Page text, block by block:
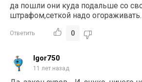
да пошли они куда подальше со
штрафом,сеткой надо огораживать.
Ответить 0
Igor750
11 лет назад